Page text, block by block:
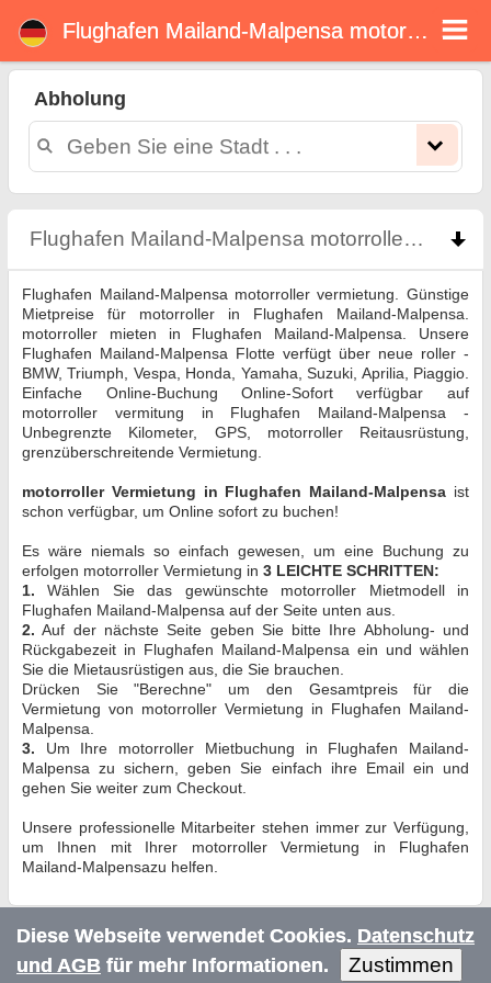
Flughafen Mailand-
Malpensa motorroller
verleih
vermitung in Flughafen Mailand-Malpensa - Unbegrenzte Kilometer, GPS, motorroller Reitausrüstung, grenzüberschreitende
Vermietung.
Flughafen Mailand-Malpensa motorroller verleih
Abholung
Flughafen Mailand-Malpensa motorroller verleih
Flughafen Mailand-Malpensa motorroller vermietung. Günstige
Mietpreise für motorroller in Flughafen Mailand-Malpensa.
motorroller mieten in Flughafen Mailand-Malpensa. Unsere
Flughafen Mailand-Malpensa Flotte verfügt über neue roller -
BMW, Triumph, Vespa, Honda, Yamaha, Suzuki, Aprilia, Piaggio.
Einfache Online-Buchung Online-Sofort verfügbar auf
motorroller vermitung in Flughafen Mailand-Malpensa -
Unbegrenzte Kilometer, GPS, motorroller Reitausrüstung,
grenzüberschreitende Vermietung.
motorroller Vermietung in Flughafen Mailand-Malpensa ist
schon verfügbar, um Online sofort zu buchen!
Es wäre niemals so einfach gewesen, um eine Buchung zu
erfolgen motorroller Vermietung in3 LEICHTE SCHRITTEN:
1. Wählen Sie das gewünschte motorroller Mietmodell in
Flughafen Mailand-Malpensa auf der Seite unten aus.
2. Auf der nächste Seite geben Sie bitte Ihre Abholung- und
Rückgabezeit in Flughafen Mailand-Malpensa ein und wählen
Sie die Mietausrüstigen aus, die Sie brauchen.
Drücken Sie "Berechne" um den Gesamtpreis für die
Vermietung von motorroller Vermietung in Flughafen Mailand-
Malpensa.
3. Um Ihre motorroller Mietbuchung in Flughafen Mailand-
Malpensa zu sichern, geben Sie einfach ihre Email ein und
gehen Sie weiter zum Checkout.
Unsere professionelle Mitarbeiter stehen immer zur Verfügung,
um Ihnen mit Ihrer motorroller Vermietung in Flughafen
Mailand-Malpensazu helfen.
Diese Webseite verwendet Cookies. Datenschutz
und AGB für mehr Informationen. Zustimmen